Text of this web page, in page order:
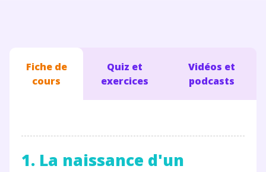
Fiche de
cours
Quiz et
exercices
Vidéos et
podcasts
1. La naissance d'un